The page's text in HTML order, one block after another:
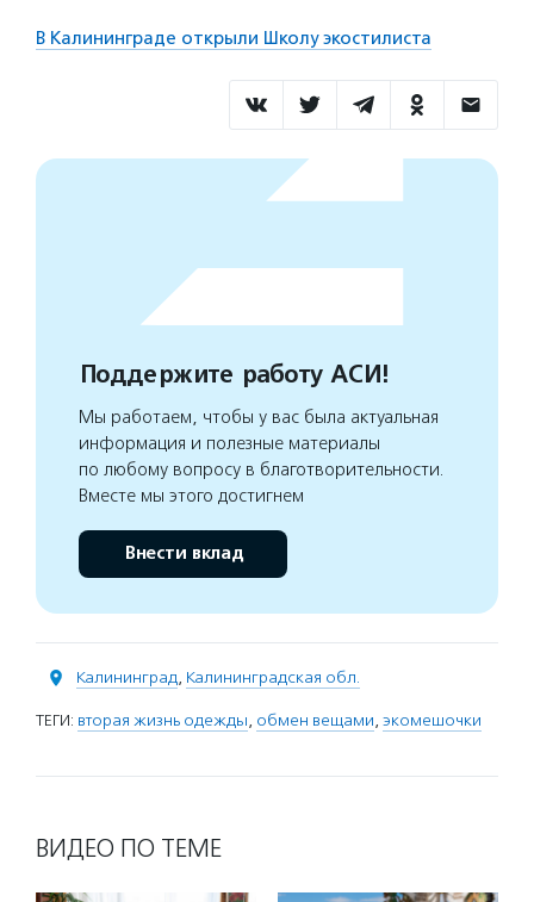
В Калининграде открыли Школу экостилиста
Поддержите работу АСИ!
Мы работаем, чтобы у вас была актуальная
информация и полезные материалы
по любому вопросу в благотворительности.
Вместе мы этого достигнем
Внести вклад
Калининград, Калининградская обл.
ТЕГИ: вторая жизнь одежды, обмен вещами, экомешочки
ВИДЕО ПО ТЕМЕ